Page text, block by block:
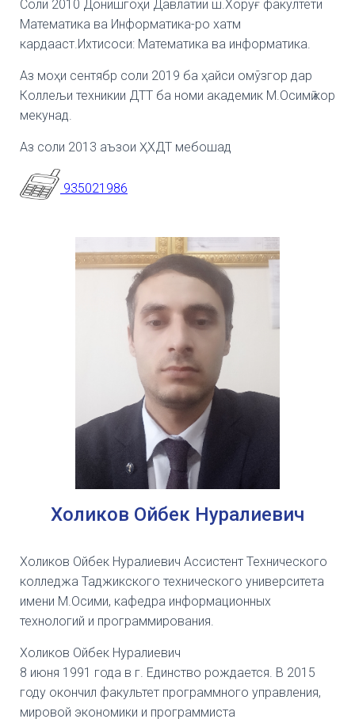
Соли 2010 Донишгоҳи Давлатии ш.Хоруғ факултети
Математика ва Информатика-ро хатм
кардааст.Ихтисоси: Математика ва информатика.
Аз моҳи сентябр соли 2019 ба ҳайси омўзгор дар
Коллељи техникии ДТТ ба номи академик М.Осимӣ кор
мекунад.
Аз соли 2013 аъзои ҲХДТ мебошад
935021986
Холиков Ойбек Нуралиевич
Холиков Ойбек Нуралиевич Ассистент Технического
колледжа Таджикского технического университета
имени М.Осими, кафедра информационных
технологий и программирования.
Холиков Ойбек Нуралиевич
8 июня 1991 года в г. Единство рождается. В 2015
году окончил факультет программного управления,
мировой экономики и программиста